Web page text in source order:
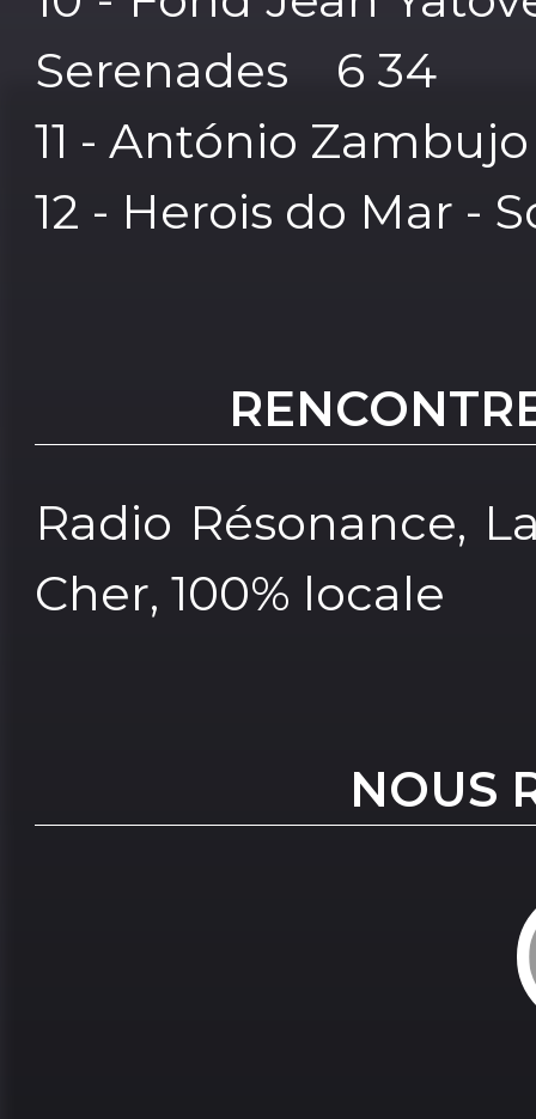
Serenades 6 34
11 - António
12 - Herois do Mar -
Radio Résonance,
Cher, 100% locale
NOUS